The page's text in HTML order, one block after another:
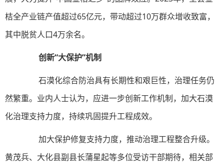
桔全产业链产值超过65亿元，带动超过10万群众增收致富，
其中脱贫人口4万余名。
创新“大保护”机制
石漠化综合防治具有长期性和艰巨性，治理任务仍
然繁重。业内人士认为，应进一步创新工作机制，加大石漠
化治理支持力度，持续巩固提升工程成效。
加大保护修复支持力度，推动治理工程整合升级。
黄茂兵、大化县副县长蒲星起等多位受访干部期待，相关部